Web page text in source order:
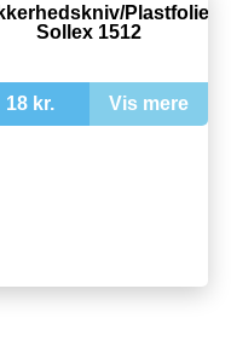
Sollex 1512
18 kr. Vis mere